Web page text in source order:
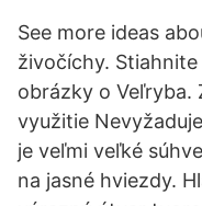
See more ideas
živočíchy.
obrázky o Veľryba.
využitie
je veľmi veľké
na jasné hviezdy.